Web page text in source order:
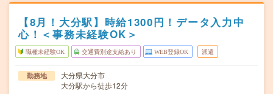
【8月！大分駅】時給1300円！データ入力中
心！＜事務未経験OK＞
職種未経験OK 交通費別途支給あり WEB登録OK 派遣
勤務地
大分県大分市
大分駅から徒歩12分